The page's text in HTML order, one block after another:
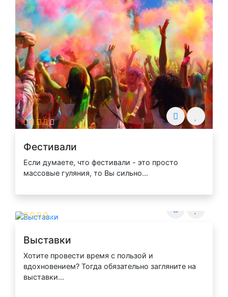
Фестивали
Если думаете, что фестивали - это просто
массовые гуляния, то Вы сильно...
Выставки
Хотите провести время с пользой и
вдохновением? Тогда обязательно загляните на
выставки...